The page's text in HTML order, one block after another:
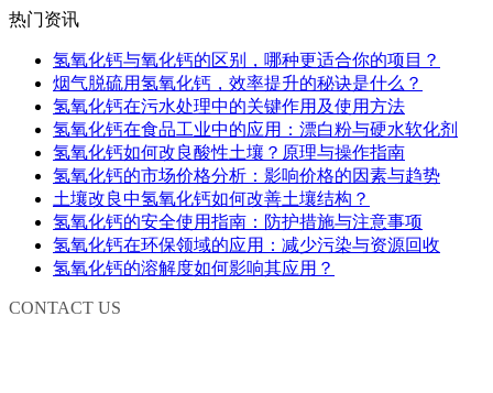
热门资讯
氢氧化钙与氧化钙的区别，哪种更适合你的项目？
烟气脱硫用氢氧化钙，效率提升的秘诀是什么？
氢氧化钙在污水处理中的关键作用及使用方法
氢氧化钙在食品工业中的应用：漂白粉与硬水软化剂
氢氧化钙如何改良酸性土壤？原理与操作指南
氢氧化钙的市场价格分析：影响价格的因素与趋势
土壤改良中氢氧化钙如何改善土壤结构？
氢氧化钙的安全使用指南：防护措施与注意事项
氢氧化钙在环保领域的应用：减少污染与资源回收
氢氧化钙的溶解度如何影响其应用？
CONTACT US